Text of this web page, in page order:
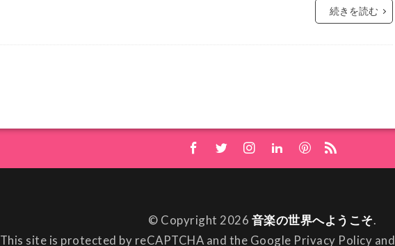
続きを読む
© Copyright 2026 音楽の世界へようこそ.
This site is protected by reCAPTCHA and the Google Privacy Policy and